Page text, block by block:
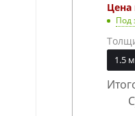
Цена
Под
1.5